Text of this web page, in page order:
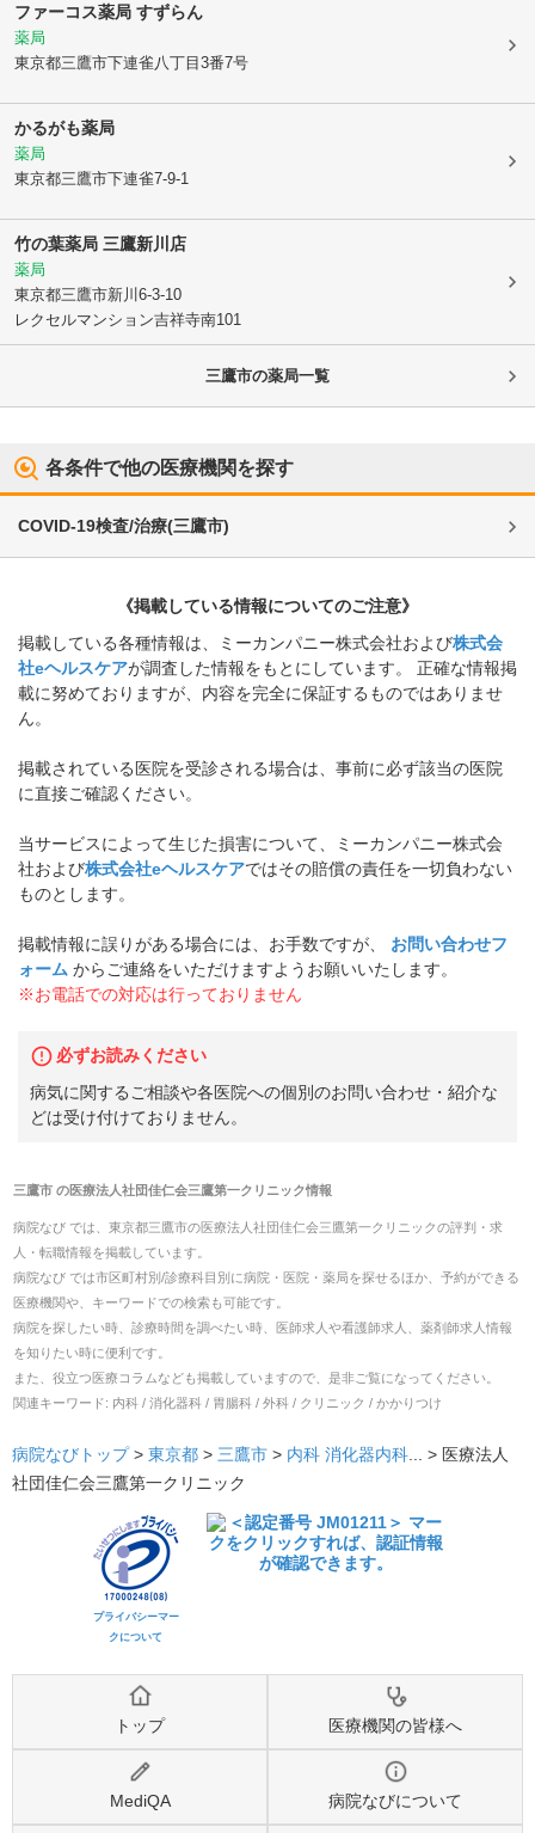
ファーコス薬局 すずらん
薬局
東京都三鷹市下連雀八丁目3番7号
かるがも薬局
薬局
東京都三鷹市下連雀7-9-1
竹の葉薬局 三鷹新川店
薬局
東京都三鷹市新川6-3-10
レクセルマンション吉祥寺南101
三鷹市の薬局一覧
各条件で他の医療機関を探す
COVID-19検査/治療(三鷹市)
《掲載している情報についてのご注意》
掲載している各種情報は、ミーカンパニー株式会社および株式会
社eヘルスケアが調査した情報をもとにしています。 正確な情報掲
載に努めておりますが、内容を完全に保証するものではありませ
ん。
掲載されている医院を受診される場合は、事前に必ず該当の医院
に直接ご確認ください。
当サービスによって生じた損害について、ミーカンパニー株式会
社および株式会社eヘルスケアではその賠償の責任を一切負わない
ものとします。
掲載情報に誤りがある場合には、お手数ですが、
お問い合わせフ
ォーム からご連絡をいただけますようお願いいたします。
※お電話での対応は行っておりません
必ずお読みください
病気に関するご相談や各医院への個別のお問い合わせ・紹介な
どは受け付けておりません。
三鷹市の医療法人社団佳仁会三鷹第一クリニック情報
病院なび では、 東京都三鷹市の医療法人社団佳仁会三鷹第一クリニックの評判・求
人・転職情報を掲載しています。
病院なび では市区町村別/診療科目別に病院・医院・薬局を探せるほか、予約ができる
医療機関や、キーワードでの検索も可能です。
病院を探したい時、診療時間を調べたい時、医師求人や看護師求人、薬剤師求人情報
を知りたい時に便利です。
また、役立つ医療コラムなども掲載していますので、是非ご覧になってください。
関連キーワード: 内科 / 消化器科 / 胃腸科 / 外科 / クリニック / かかりつけ
病院なびトップ > 東京都 > 三鷹市 > 内科 消化器内科... > 医療法人
社団佳仁会三鷹第一クリニック
プライバシーマー
クについて
トップ 医療機関の皆様へ
MediQA 病院なびについて